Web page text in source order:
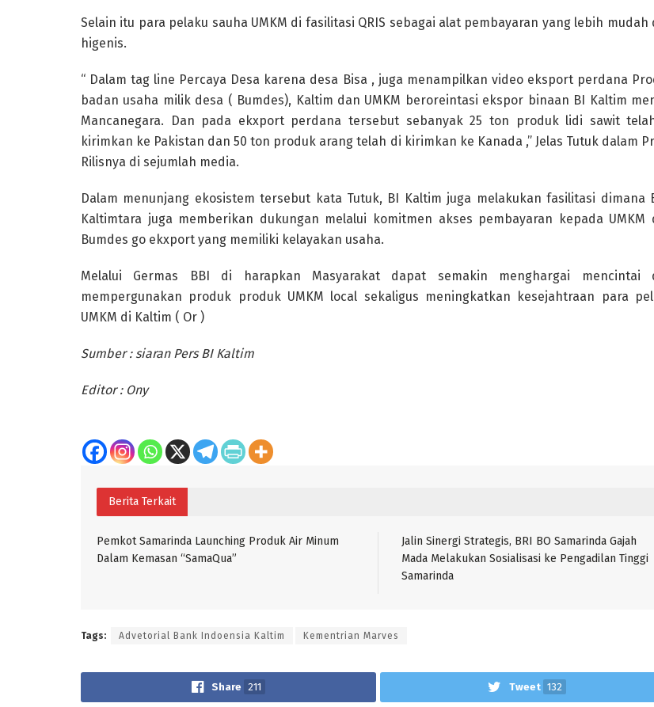
Selain itu para pelaku sauha UMKM di fasilitasi QRIS sebagai alat pembayaran yang lebih mudah
higenis.
“ Dalam tag line Percaya Desa karena desa Bisa , juga menampilkan video eksport perdana
badan usaha milik desa ( Bumdes), Kaltim dan UMKM beroreintasi ekspor binaan BI Kaltim
Mancanegara. Dan pada ekxport perdana tersebut sebanyak 25 ton produk lidi sawit
kirimkan ke Pakistan dan 50 ton produk arang telah di kirimkan ke Kanada ,” Jelas Tutuk dalam
Rilisnya di sejumlah media.
Dalam menunjang ekosistem tersebut kata Tutuk, BI Kaltim juga melakukan fasilitasi dimana
Kaltimtara juga memberikan dukungan melalui komitmen akses pembayaran kepada UMKM
Bumdes go ekxport yang memiliki kelayakan usaha.
Melalui Germas BBI di harapkan Masyarakat dapat semakin menghargai mencintai
mempergunakan produk produk UMKM local sekaligus meningkatkan kesejahtraan para
UMKM di Kaltim ( Or )
Sumber : siaran Pers BI Kaltim
Editor : Ony
Berita Terkait
Pemkot Samarinda Launching Produk Air Minum
Dalam Kemasan “SamaQua”
Jalin Sinergi Strategis, BRI BO Samarinda Gajah
Mada Melakukan Sosialisasi ke Pengadilan Tinggi
Samarinda
Tags: Advetorial Bank Indoensia Kaltim Kementrian Marves
Share 211 Tweet 132